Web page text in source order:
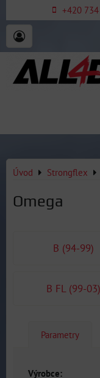
+420
Úvod Strongflex
Omega
B (94-99)
B FL (99-03)
Parametry
Výrobce: